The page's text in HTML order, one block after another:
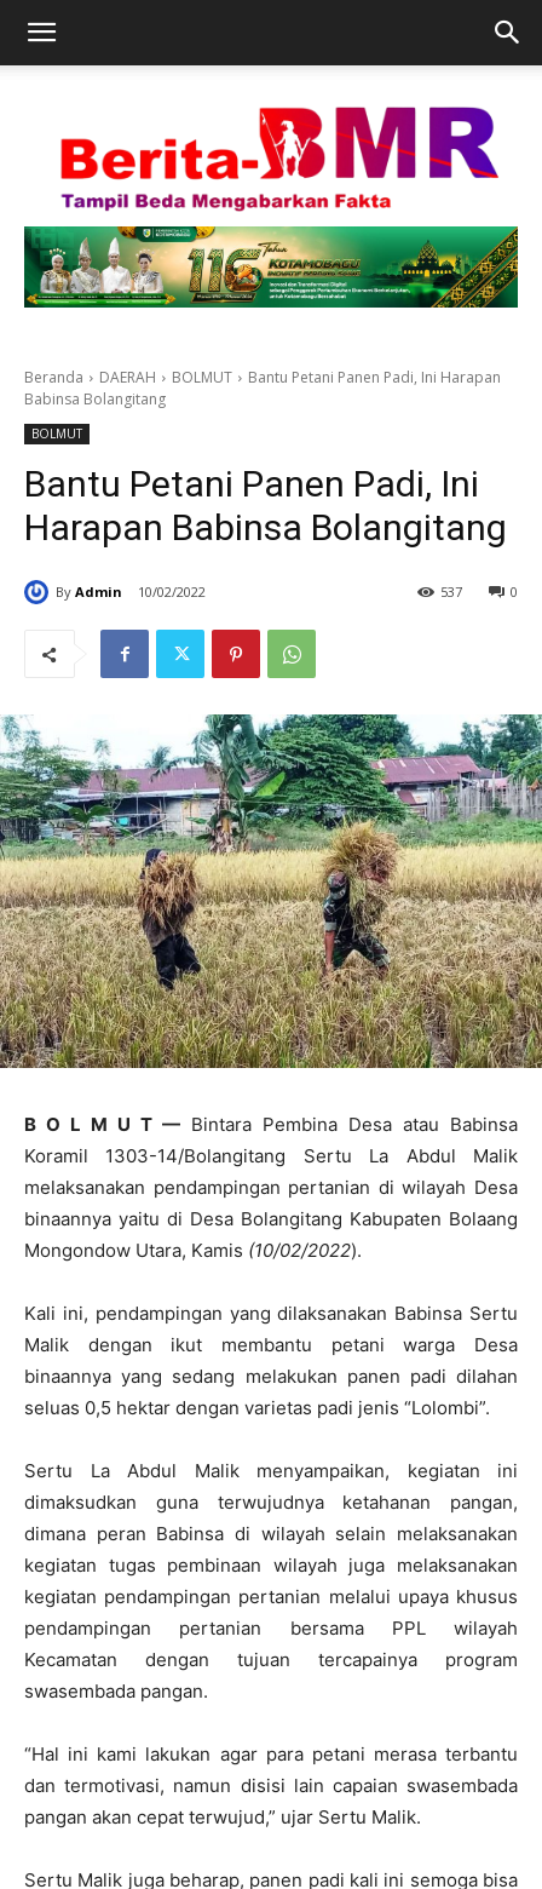
Beranda DAERAH BOLMUT
Bantu Petani Panen Padi, Ini Harapan
Babinsa Bolangitang
BOLMUT
Bantu Petani Panen Padi, Ini
Harapan Babinsa Bolangitang
By Admin 10/02/2022 0
537
B O L M U T — Bintara Pembina Desa atau Babinsa
Koramil 1303-14/Bolangitang Sertu La Abdul Malik
melaksanakan pendampingan pertanian di wilayah Desa
binaannya yaitu di Desa Bolangitang Kabupaten Bolaang
Mongondow Utara, Kamis (10/02/2022).
Kali ini, pendampingan yang dilaksanakan Babinsa Sertu
Malik dengan ikut membantu petani warga Desa
binaannya yang sedang melakukan panen padi dilahan
seluas 0,5 hektar dengan varietas padi jenis “Lolombi”.
Sertu La Abdul Malik menyampaikan, kegiatan ini
dimaksudkan guna terwujudnya ketahanan pangan,
dimana peran Babinsa di wilayah selain melaksanakan
kegiatan tugas pembinaan wilayah juga melaksanakan
kegiatan pendampingan pertanian melalui upaya khusus
pendampingan pertanian bersama PPL wilayah
Kecamatan dengan tujuan tercapainya program
swasembada pangan.
“Hal ini kami lakukan agar para petani merasa terbantu
dan termotivasi, namun disisi lain capaian swasembada
pangan akan cepat terwujud,” ujar Sertu Malik.
Sertu Malik juga beharap, panen padi kali ini semoga bisa